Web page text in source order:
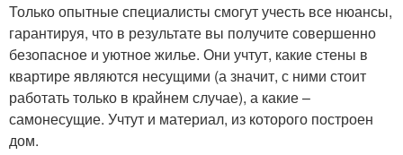
Только опытные специалисты смогут учесть все нюансы,
гарантируя, что в результате вы получите совершенно
безопасное и уютное жилье. Они учтут, какие стены в
квартире являются несущими (а значит, с ними стоит
работать только в крайнем случае), а какие –
самонесущие. Учтут и материал, из которого построен
дом.